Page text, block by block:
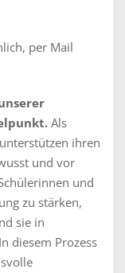
per Mail
Als
ihren
und vor
und
zu stärken,
sie in
diesem Prozess